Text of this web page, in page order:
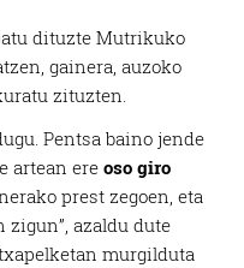
dituzte Mutrikuko
gainera, auzoko
zituzten.
Pentsa baino jende
artean ereoso giro
prest zegoen, eta
zigun”, azaldu dute
murgilduta